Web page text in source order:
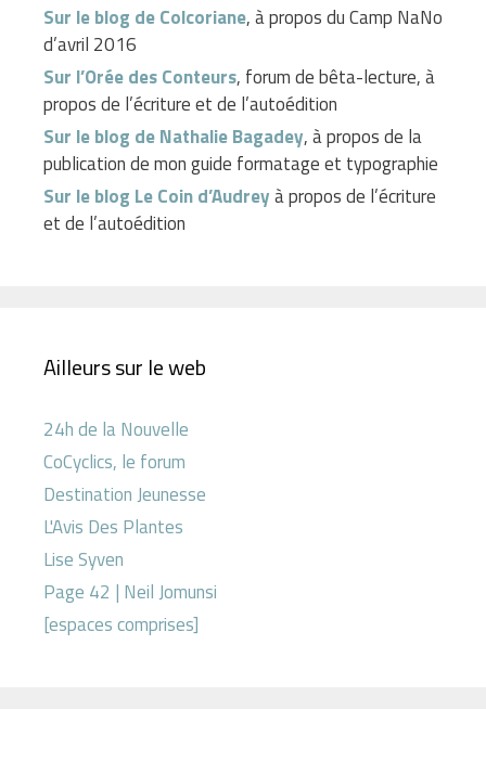
Sur le blog de Colcoriane, à propos du Camp NaNo
d’avril 2016
Sur l’Orée des Conteurs, forum de bêta-lecture, à
propos de l’écriture et de l’autoédition
Sur le blog de Nathalie Bagadey, à propos de la
publication de mon guide formatage et typographie
Sur le blog Le Coin d’Audreyà propos de l’écriture
et de l’autoédition
Ailleurs sur le web
24h de la Nouvelle
CoCyclics, le forum
Destination Jeunesse
L'Avis Des Plantes
Lise Syven
Page 42 | Neil Jomunsi
[espaces comprises]